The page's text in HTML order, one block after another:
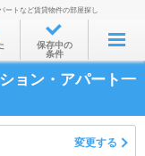
ートなど賃貸物件の部屋探し
保存中の
条件
ョン・アパート一
変更する